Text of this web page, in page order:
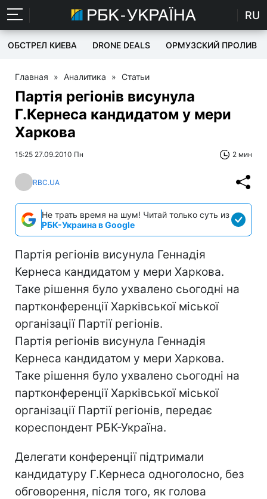
RU
ОБСТРЕЛ КИЕВА DRONE DEALS ОРМУЗСКИЙ ПРОЛИВ
Главная » Аналитика » Статьи
Партія регіонів висунула
Г.Кернеса кандидатом у мери
Харкова
15:25 27.09.2010 Пн 2 мин
RBC.UA
Не трать время на шум! Читай только суть из
РБК-Украина в Google
Партія регіонів висунула Геннадія
Кернеса кандидатом у мери Харкова.
Таке рішення було ухвалено сьогодні на
партконференції Харківської міської
організації Партії регіонів.
Партія регіонів висунула Геннадія
Кернеса кандидатом у мери Харкова.
Таке рішення було ухвалено сьогодні на
партконференції Харківської міської
організації Партії регіонів, передає
кореспондент РБК-Україна.
Делегати конференції підтримали
кандидатуру Г.Кернеса одноголосно, без
обговорення, після того, як голова